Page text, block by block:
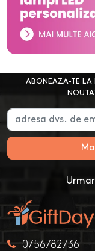
ABONEAZA-TE LA
0756782736